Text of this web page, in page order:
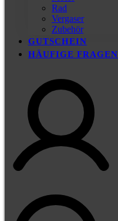
Rad
Vergaser
Zubehör
GUTSCHEIN
HÄUFIGE FRAGEN